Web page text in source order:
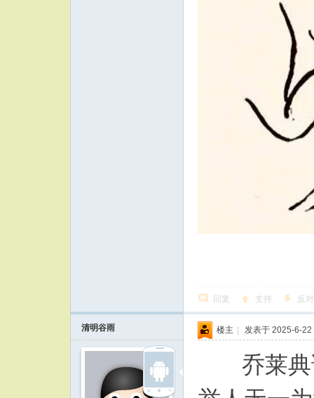
回复 支持 反对
清明谷雨 楼主 | 发表于 2025-6-
乔莱典